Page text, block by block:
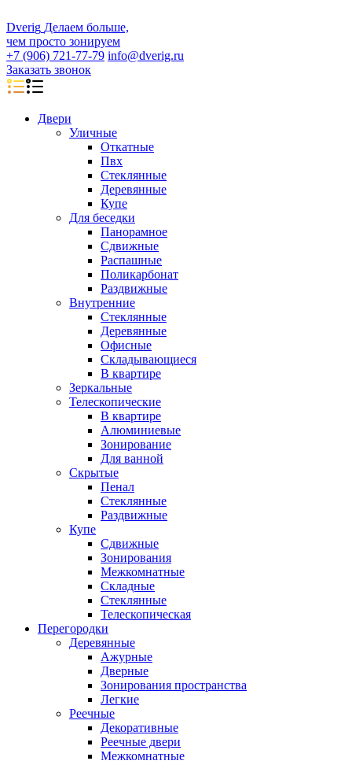
Dverig Делаем больше,
чем просто зонируем
+7 (906) 721-77-79 info@dverig.ru
Заказать звонок
Двери
Уличные
Откатные
Пвх
Стеклянные
Деревянные
Купе
Для беседки
Панорамное
Сдвижные
Распашные
Поликарбонат
Раздвижные
Внутренние
Стеклянные
Деревянные
Офисные
Складывающиеся
В квартире
Зеркальные
Телескопические
В квартире
Алюминиевые
Зонирование
Для ванной
Скрытые
Пенал
Стеклянные
Раздвижные
Купе
Сдвижные
Зонирования
Межкомнатные
Складные
Стеклянные
Телескопическая
Перегородки
Деревянные
Ажурные
Дверные
Зонирования пространства
Легкие
Реечные
Декоративные
Реечные двери
Межкомнатные